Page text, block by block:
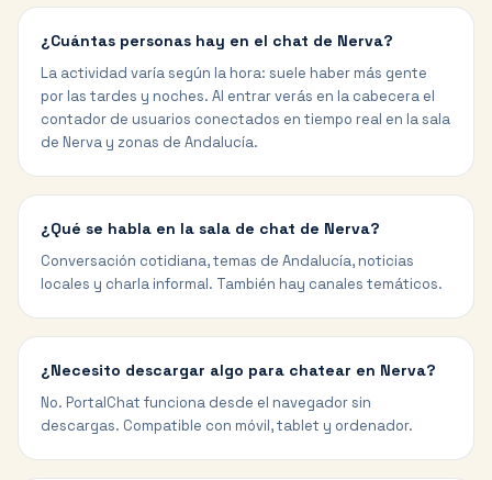
¿Cuántas personas hay en el chat de Nerva?
La actividad varía según la hora: suele haber más gente
por las tardes y noches. Al entrar verás en la cabecera el
contador de usuarios conectados en tiempo real en la sala
de Nerva y zonas de Andalucía.
¿Qué se habla en la sala de chat de Nerva?
Conversación cotidiana, temas de Andalucía, noticias
locales y charla informal. También hay canales temáticos.
¿Necesito descargar algo para chatear en Nerva?
No. PortalChat funciona desde el navegador sin
descargas. Compatible con móvil, tablet y ordenador.